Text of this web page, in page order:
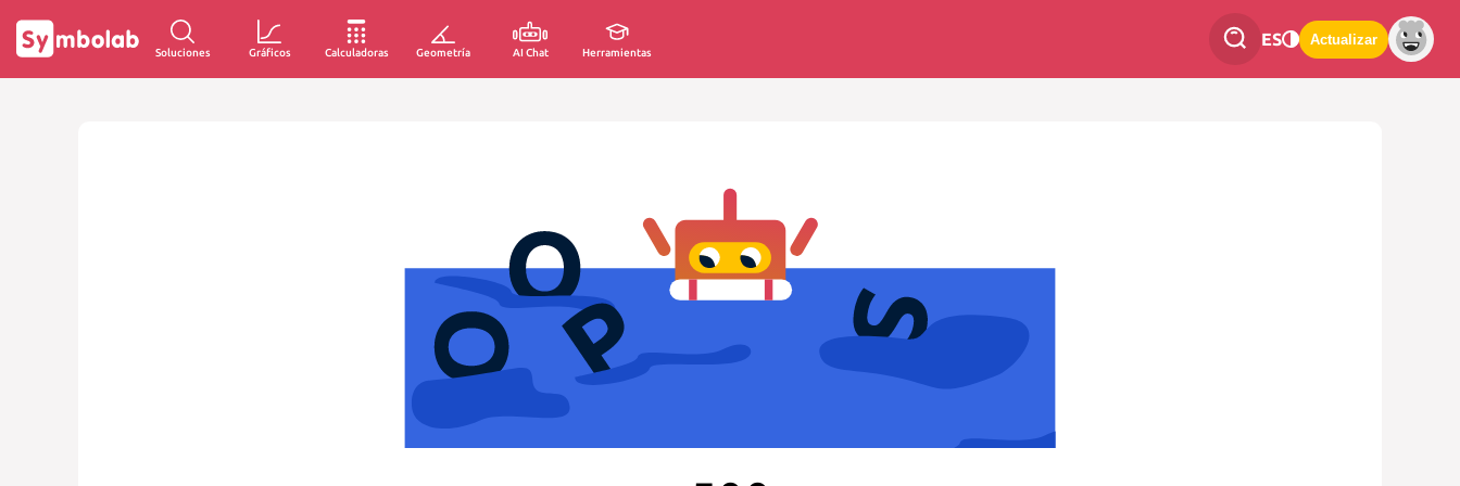
Soluciones Gráficos Calculadoras Geometría AI Chat Herramientas
ES Actualizar